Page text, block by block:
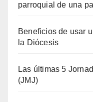
parroquial de una
Beneficios de usar
la Diócesis
Las últimas 5
(JMJ)